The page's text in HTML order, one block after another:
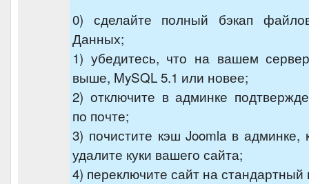
0) сделайте полный бэкап
Данных;
1) убедитесь, что на вашем
выше, MySQL 5.1 или новее;
2) отключите в админке
по почте;
3) почистите кэш Joomla в
удалите куки вашего сайта;
4) переключите сайт на